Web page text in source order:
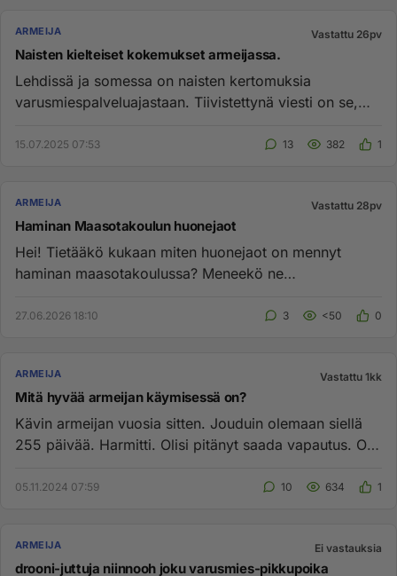
ARMEIJA Vastattu 26pv
Naisten kielteiset kokemukset armeijassa.
Lehdissä ja somessa on naisten kertomuksia
varusmiespalveluajastaan. Tiivistettynä viesti on se,
15.07.2025 07:53 13 382 1
ARMEIJA Vastattu 28pv
Haminan Maasotakoulun huonejaot
Hei! Tietääkö kukaan miten huonejaot on mennyt
haminan maasotakoulussa? Meneekö ne
27.06.2026 18:10 3 <50 0
ARMEIJA Vastattu 1kk
Mitä hyvää armeijan käymisessä on?
Kävin armeijan vuosia sitten. Jouduin olemaan siellä
255 päivää. Harmitti. Olisi pitänyt saada vapautus. Olin
05.11.2024 07:59 10 634 1
ARMEIJA Ei vastauksia
drooni-juttuja niinnooh joku varusmies-pikkupoika